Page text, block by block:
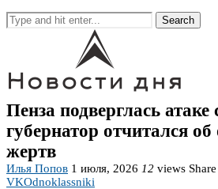
Search
Пенза подверглась атаке
губернатор отчитался об
жертв
Илья Попов 1 июля, 2026 12 views Share
VKOdnoklassniki